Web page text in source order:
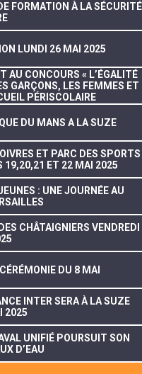
FORMATION À LA SÉCURITÉ
LUNDI 26 MAI 2025
AU CONCOURS « L’ÉGALITÉ
GARÇONS, LES FEMMES ET
PÉRISCOLAIRE
DU MANS A LA SUZE
ET PARC DES SPORTS
19,20,21 ET 22 MAI 2025
: UNE JOURNÉE AU
CHÂTAIGNIERS VENDREDI
DU 8 MAI
INTER SERA À LA SUZE
2025
UNIFIÉ POURSUIT SON
D’EAU